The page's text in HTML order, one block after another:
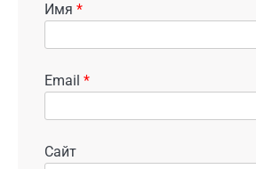
Имя *
Email *
Сайт